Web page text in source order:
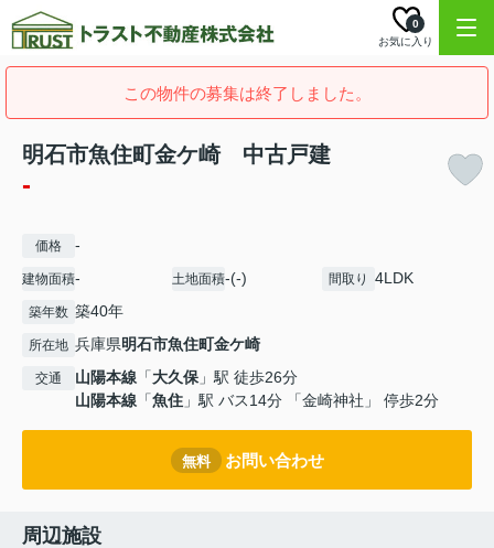
お気に入り
0
この物件の募集は終了しました。
明石市魚住町金ケ崎 中古戸建
-
価格 -
建物面積- 土地面積-(-) 間取り 4LDK
築年数 築40年
所在地 兵庫県明石市魚住町金ケ崎
交通 山陽本線 「大久保 」駅 徒歩26分
山陽本線 「魚住 」駅 バス14分 「金崎神社」 停歩2分
無料 お問い合わせ
周辺施設